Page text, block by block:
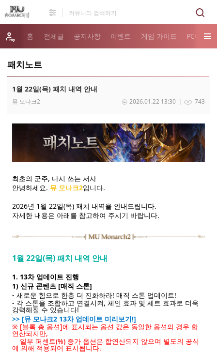
홈 전체글 공지사항 이벤트 게임 가이드 PC버전
패치노트
1월 22일(목) 패치 내역 안내
뮤 모나크2 743
2026.01.22 13:30
최초의 군주, 다시 쓰는 서사
안녕하세요. 뮤 모나크2입니다.
2026년 1월 22일(목) 패치 내역을 안내드립니다.
자세한 내용은 아래를 참고하여 주시기 바랍니다.
1월 22일(목) 패치 내역 안내
1. 13차 업데이트 진행
1) 신규 콘텐츠 [매직 스톤]
- 새로운 힘으로 한층 더 진화하라! 매직 스톤 업데이트!
- 각 스톤을 조합하고 연결시켜, 체인 효과 및 세트 효과로 더욱
강력해질 수 있습니다!
>> [뮤 모나크2 13차 업데이트 미리보기!]
※ [블록 총 옵션]에 표시되는 옵션 값은 동일한 옵션의 경우 합
연산되지만,
일부 퍼센트(%) 증가 옵션은 합연산되지 않으며 별도의 공식
에 의해 적용되어 표시됩니다.